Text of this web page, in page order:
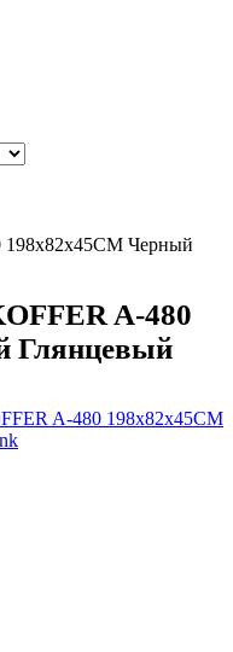
198х82х45СМ Черный
A-480
Глянцевый